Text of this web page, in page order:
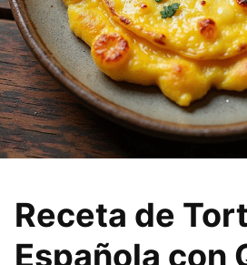
Receta de
Española con